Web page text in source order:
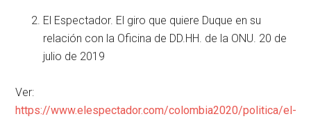
El Espectador. El giro que quiere Duque en su
relación con la Oficina de DD.HH. de la ONU. 20 de
julio de 2019
Ver:
https://www.elespectador.com/colombia2020/politica/el-